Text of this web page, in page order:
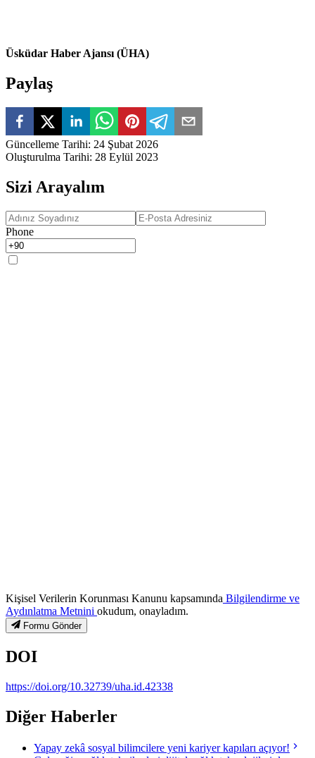
Üsküdar Haber Ajansı (ÜHA)
Paylaş
Güncelleme Tarihi: 24 Şubat 2026
Oluşturulma Tarihi: 28 Eylül 2023
Sizi Arayalım
Phone
Kişisel Verilerin Korunması Kanunu kapsamında Bilgilendirme ve
Aydınlatma Metnini okudum, onayladım.
Formu Gönder
DOI
https://doi.org/10.32739/uha.id.42338
Diğer Haberler
Yapay zekâ sosyal bilimcilere yeni kariyer kapıları açıyor!